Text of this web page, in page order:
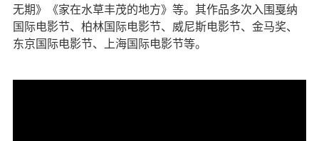
无期》《家在水草丰茂的地方》等。其作品多次入围戛纳
国际电影节、柏林国际电影节、威尼斯电影节、金马奖、
东京国际电影节、上海国际电影节等。